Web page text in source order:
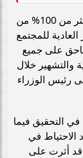
وقال جانتس عبر موقع إكس: أكثر من 100% من
للمجتمع
على جميع
والتشهير خلال
رئيس الوزراء
التحقيق فيما
الاحتياط في
أثرت على